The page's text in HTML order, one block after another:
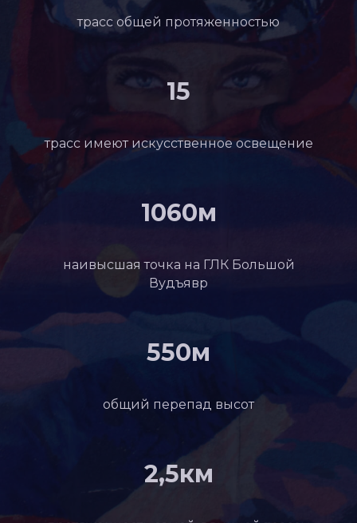
трасс общей протяженностью
15
трасс имеют искусственное освещение
1060м
наивысшая точка на ГЛК Большой
Вудъявр
550м
общий перепад высот
2,5км